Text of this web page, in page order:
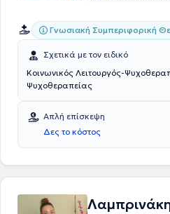
Γνωσιακή Συμπεριφορική
Σχετικά με τον ειδικό
Κοινωνικός Λειτουργός-
Ψυχοθεραπείας
Απλή επίσκεψη
Δες το κόστος